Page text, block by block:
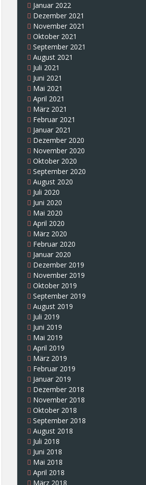
Januar 2022
Dezember 2021
November 2021
Oktober 2021
September 2021
August 2021
Juli 2021
Juni 2021
Mai 2021
April 2021
März 2021
Februar 2021
Januar 2021
Dezember 2020
November 2020
Oktober 2020
September 2020
August 2020
Juli 2020
Juni 2020
Mai 2020
April 2020
März 2020
Februar 2020
Januar 2020
Dezember 2019
November 2019
Oktober 2019
September 2019
August 2019
Juli 2019
Juni 2019
Mai 2019
April 2019
März 2019
Februar 2019
Januar 2019
Dezember 2018
November 2018
Oktober 2018
September 2018
August 2018
Juli 2018
Juni 2018
Mai 2018
April 2018
März 2018